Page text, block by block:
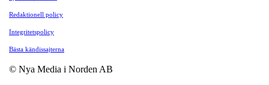
Redaktionell policy
Integritetspolicy
Bästa kändissajterna
© Nya Media i Norden AB